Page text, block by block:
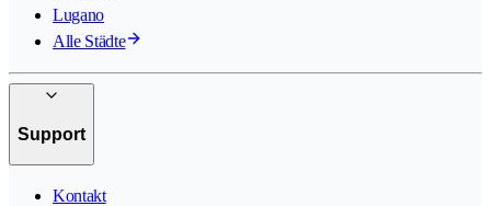
Lugano
Alle Städte
Support
Kontakt